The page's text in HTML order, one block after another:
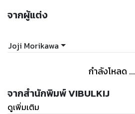
จากผู้แต่ง
Joji Morikawa
กำลังโหลด ...
จากสำนักพิมพ์ VIBULKIJ
ดูเพิ่มเติม